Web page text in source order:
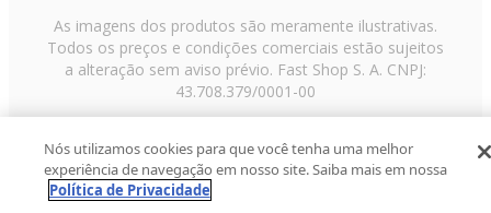
As imagens dos produtos são meramente ilustrativas.
Todos os preços e condições comerciais estão sujeitos
a alteração sem aviso prévio. Fast Shop S. A. CNPJ:
43.708.379/0001-00
Paulo/SP, CEP 02029-001, Telefone: 11 3003-3728 ©
2013 Fast Shop - Todos os direitos reservadosRF
Nós utilizamos cookies para que você tenha uma melhor
experiência de navegação em nosso site. Saiba mais em nossa
Política de Privacidade